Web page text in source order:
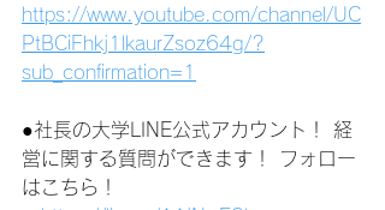
https://www.youtube.com/channel/UC
PtBCiFhkj1lkaurZsoz64g/?
sub_confirmation=1
●社長の大学LINE公式アカウント！ 経
営に関する質問ができます！ フォロー
はこちら！